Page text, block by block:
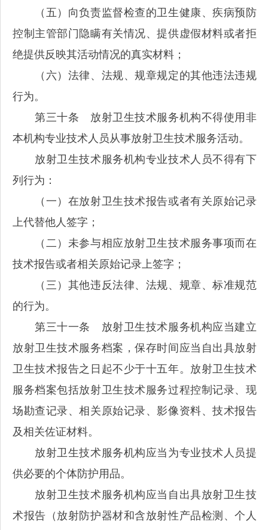
（五）向负责监督检查的卫生健康、疾病预防
控制主管部门隐瞒有关情况、提供虚假材料或者拒
绝提供反映其活动情况的真实材料；
（六）法律、法规、规章规定的其他违法违规
行为。
第三十条 放射卫生技术服务机构不得使用非
本机构专业技术人员从事放射卫生技术服务活动。
放射卫生技术服务机构专业技术人员不得有下
列行为：
（一）在放射卫生技术报告或者有关原始记录
上代替他人签字；
（二）未参与相应放射卫生技术服务事项而在
技术报告或者相关原始记录上签字；
（三）其他违反法律、法规、规章、标准规范
的行为。
第三十一条 放射卫生技术服务机构应当建立
放射卫生技术服务档案，保存时间应当自出具放射
卫生技术报告之日起不少于十五年。放射卫生技术
服务档案包括放射卫生技术服务过程控制记录、现
场勘查记录、相关原始记录、影像资料、技术报告
及相关佐证材料。
放射卫生技术服务机构应当为专业技术人员提
供必要的个体防护用品。
放射卫生技术服务机构应当自出具放射卫生技
术报告（放射防护器材和含放射性产品检测、个人